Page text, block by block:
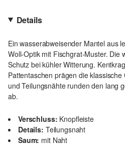
Details
Ein wasserabweisender Mantel aus
Woll-Optik mit Fischgrat-Muster. Die
Schutz bei kühler Witterung.
Pattentaschen prägen die
und Teilungsnähte runden den lang
ab.
Verschluss: Knopfleiste
Details: Teilungsnaht
Saum: mit Naht